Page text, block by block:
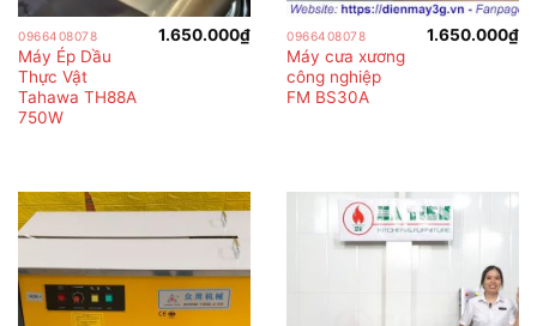
0966408078
Máy Ép Dầu
Thực Vật
Tahawa TH88A
750W
1.650.000₫ 0966408078
Máy cưa xương
công nghiệp
FM BS30A
1.650.000₫